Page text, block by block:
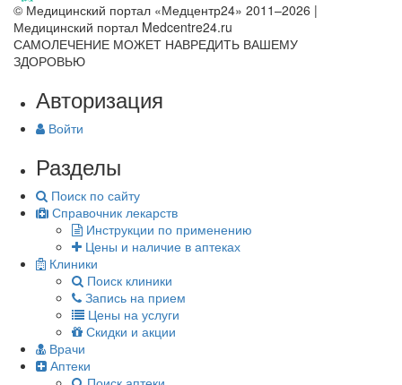
© Медицинский портал «Медцентр24» 2011–2026 |
Медицинский портал Medcentre24.ru
САМОЛЕЧЕНИЕ МОЖЕТ НАВРЕДИТЬ ВАШЕМУ
ЗДОРОВЬЮ
Авторизация
Войти
Разделы
Поиск по сайту
Справочник лекарств
Инструкции по применению
Цены и наличие в аптеках
Клиники
Поиск клиники
Запись на прием
Цены на услуги
Скидки и акции
Врачи
Аптеки